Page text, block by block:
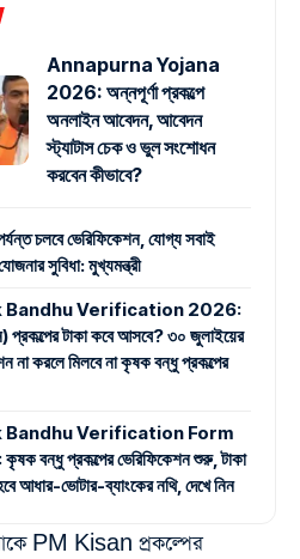
Annapurna Yojana
2026: অন্নপূর্ণা প্রকল্পে
অনলাইন আবেদন, আবেদন
স্ট্যাটাস চেক ও ভুল সংশোধন
করবেন কীভাবে?
চলবে ভেরিফিকেশন, যোগ্য সবাই
সুবিধা: মুখ্যমন্ত্রী
Bandhu Verification 2026:
টাকা কবে আসবে? ৩০ জুলাইয়ের
না করলে মিলবে না কৃষক বন্ধু প্রকল্পের
Bandhu Verification Form
বন্ধু প্রকল্পের ভেরিফিকেশন শুরু, টাকা
আধার-ভোটার-ব্যাংকের নথি, দেখে নিন
PM Kisan প্রকল্পের